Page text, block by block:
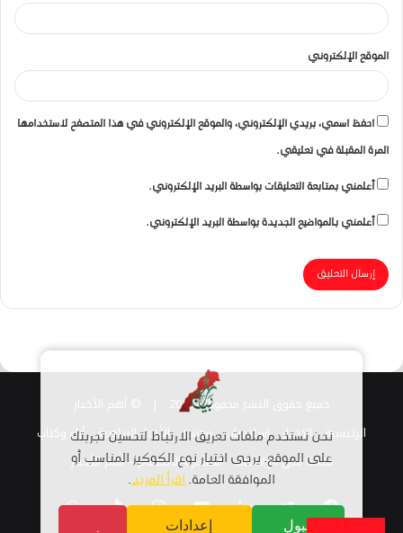
الموقع الإلكتروني
احفظ اسمي، بريدي الإلكتروني، والموقع الإلكتروني في هذا المتصفح لاستخدامها
المرة المقبلة في تعليقي.
أعلمني بمتابعة التعليقات بواسطة البريد الإلكتروني.
أعلمني بالمواضيع الجديدة بواسطة البريد الإلكتروني.
جميع حقوق النشر محفوظة 2026 |
الرئيسية
الاخبار اسلاميات مجتمع الأخبار الرياضية أراء وكتاب
قناتنا على الواتساب استمارة الانضمام – أهم الأخبار
فيسبوكتويتر لينكدإنيوتيوبانستقرامTikTokواتساب
نحن نستخدم ملفات تعريف الارتباط لتحسين تجربتك
على الموقع. يرجى اختيار نوع الكوكيز المناسب أو
الموافقة العامة.اقرأ المزيد.
قبول إعدادات